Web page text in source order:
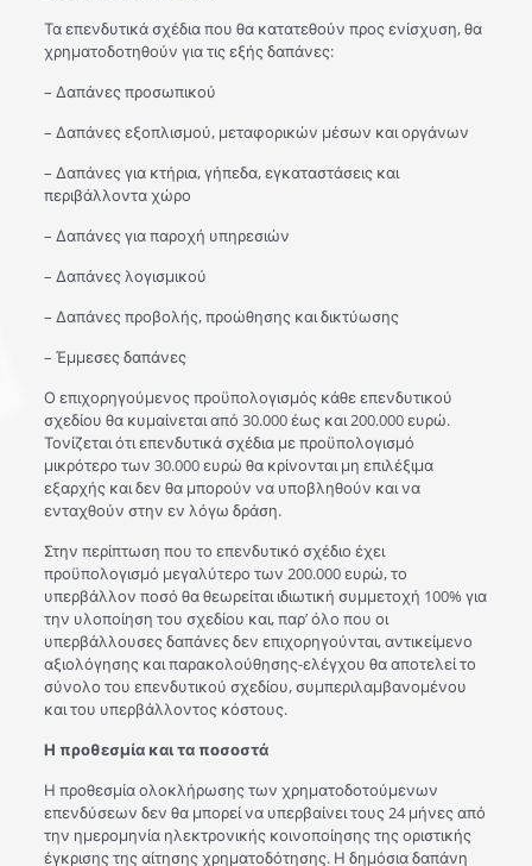
Τα επενδυτικά σχέδια που θα κατατεθούν προς ενίσχυση, θα
χρηματοδοτηθούν για τις εξής δαπάνες:
– Δαπάνες προσωπικού
– Δαπάνες εξοπλισμού, μεταφορικών μέσων και οργάνων
– Δαπάνες για κτήρια, γήπεδα, εγκαταστάσεις και
περιβάλλοντα χώρο
– Δαπάνες για παροχή υπηρεσιών
– Δαπάνες λογισμικού
– Δαπάνες προβολής, προώθησης και δικτύωσης
– Έμμεσες δαπάνες​
Ο επιχορηγούμενος προϋπολογισμός κάθε επενδυτικού
σχεδίου θα κυμαίνεται από 30.000 έως και 200.000 ευρώ.
Τονίζεται ότι επενδυτικά σχέδια με προϋπολογισμό
μικρότερο των 30.000 ευρώ θα κρίνονται μη επιλέξιμα
εξαρχής και δεν θα μπορούν να υποβληθούν και να
ενταχθούν στην εν λόγω δράση.
Στην περίπτωση που το επενδυτικό σχέδιο έχει
προϋπολογισμό μεγαλύτερο των 200.000 ευρώ, το
υπερβάλλον ποσό θα θεωρείται ιδιωτική συμμετοχή 100% για
την υλοποίηση του σχεδίου και, παρ’ όλο που οι
υπερβάλλουσες δαπάνες δεν επιχορηγούνται, αντικείμενο
αξιολόγησης και παρακολούθησης-ελέγχου θα αποτελεί το
σύνολο του επενδυτικού σχεδίου, συμπεριλαμβανομένου
και του υπερβάλλοντος κόστους.
Η προθεσμία και τα ποσοστά
Η προθεσμία ολοκλήρωσης των χρηματοδοτούμενων
επενδύσεων δεν θα μπορεί να υπερβαίνει τους 24 μήνες από
την ημερομηνία ηλεκτρονικής κοινοποίησης της οριστικής
έγκρισης της αίτησης χρηματοδότησης. Η δημόσια δαπάνη